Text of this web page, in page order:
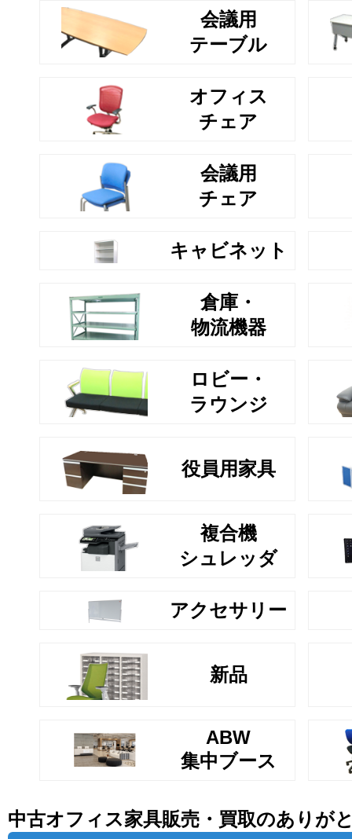
会議用
テーブル
オフィス
チェア
会議用
チェア
キャビネット
倉庫・
物流機器
ロビー・
ラウンジ
役員用家具
複合機
シュレッダ
アクセサリー
新品
ABW
集中ブース
中古オフィス家具販売・買取のありが